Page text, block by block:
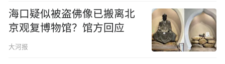
海口疑似被盗佛像已搬离北
京观复博物馆？馆方回应
大河报